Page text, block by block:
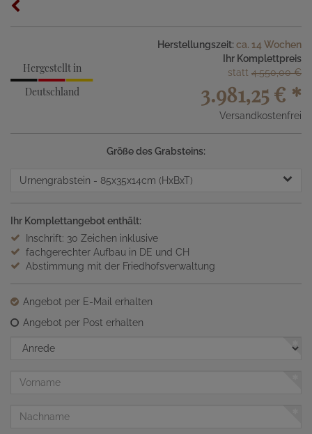
Hergestellt in
Deutschland
Herstellungszeit: ca. 14 Wochen
Ihr Komplettpreis
statt 4.550,00 €
3.981,25 € *
Versandkostenfrei
Größe des Grabsteins:
Urnengrabstein - 85x35x14cm (HxBxT)
Ihr Komplettangebot enthält:
Inschrift: 30 Zeichen inklusive
fachgerechter Aufbau in DE und CH
Abstimmung mit der Friedhofsverwaltung
Angebot per E-Mail erhalten
Angebot per Post erhalten
Anrede
Vorname
Nachname